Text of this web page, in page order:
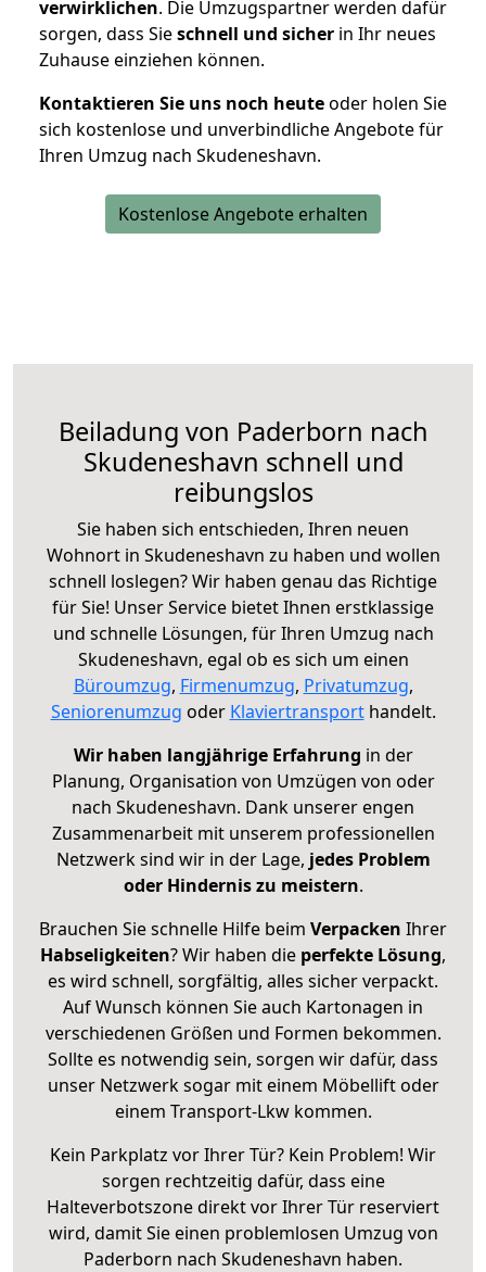
verwirklichen. Die Umzugspartner werden dafür
sorgen, dass Sieschnell und sicher in Ihr neues
Zuhause einziehen können.
Kontaktieren Sie uns noch heuteoder holen Sie
sich kostenlose und unverbindliche Angebote für
Ihren Umzug nach Skudeneshavn.
Kostenlose Angebote erhalten
Beiladung von Paderborn nach
Skudeneshavn schnell und
reibungslos
Sie haben sich entschieden, Ihren neuen
Wohnort in Skudeneshavn zu haben und wollen
schnell loslegen? Wir haben genau das Richtige
für Sie! Unser Service bietet Ihnen erstklassige
und schnelle Lösungen, für Ihren Umzug nach
Skudeneshavn, egal ob es sich um einen
Büroumzug, Firmenumzug, Privatumzug,
Seniorenumzug oder Klaviertransporthandelt.
Wir haben langjährige Erfahrung in der
Planung, Organisation von Umzügen von oder
nach Skudeneshavn. Dank unserer engen
Zusammenarbeit mit unserem professionellen
Netzwerk sind wir in der Lage, jedes Problem
oder Hindernis zu meistern.
Brauchen Sie schnelle Hilfe beim Verpacken Ihrer
Habseligkeiten? Wir haben die perfekte Lösung,
es wird schnell, sorgfältig, alles sicher verpackt.
Auf Wunsch können Sie auch Kartonagen in
verschiedenen Größen und Formen bekommen.
Sollte es notwendig sein, sorgen wir dafür, dass
unser Netzwerk sogar mit einem Möbellift oder
einem Transport-Lkw kommen.
Kein Parkplatz vor Ihrer Tür? Kein Problem! Wir
sorgen rechtzeitig dafür, dass eine
Halteverbotszone direkt vor Ihrer Tür reserviert
wird, damit Sie einen problemlosen Umzug von
Paderborn nach Skudeneshavn haben.